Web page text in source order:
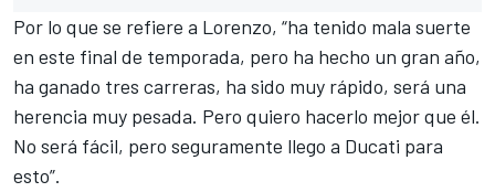
Por lo que se refiere a Lorenzo, “ha tenido mala suerte
en este final de temporada, pero ha hecho un gran año,
ha ganado tres carreras, ha sido muy rápido, será una
herencia muy pesada. Pero quiero hacerlo mejor que él.
No será fácil, pero seguramente llego a Ducati para
esto”.